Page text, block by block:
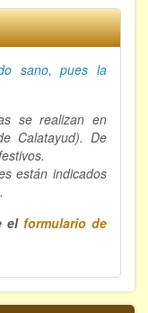
sano, pues la
se realizan en
Calatayud). De
están indicados
elformulario de